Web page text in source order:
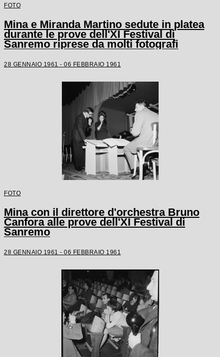
FOTO
Mina e Miranda Martino sedute in platea
durante le prove dell'XI Festival di
Sanremo riprese da molti fotografi
28 GENNAIO 1961 - 06 FEBBRAIO 1961
FOTO
Mina con il direttore d'orchestra Bruno
Canfora alle prove dell'XI Festival di
Sanremo
28 GENNAIO 1961 - 06 FEBBRAIO 1961